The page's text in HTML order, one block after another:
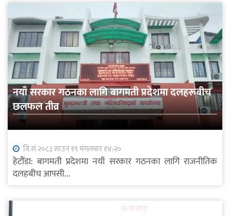
नयाँ सरकार गठनका लागि बागमती प्रदेशमा दलहरूबीच
छलफल तीव्र
वि.सं.२०८३ साउन १९ मंगलवार १४:२०
हेटौंडा: बागमती प्रदेशमा नयाँ सरकार गठनका लागि राजनीतिक
दलहबीच आपसी...